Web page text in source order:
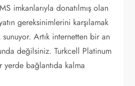
imkanlarıyla donatılmış olan
gereksinimlerini karşılamak
Artık internetten bir an
değilsiniz. Turkcell Platinum
bağlantıda kalma